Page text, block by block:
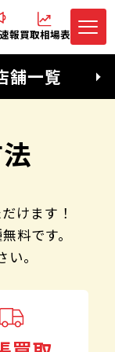
報買取相場表
舗一覧
でお問合わせ
間：11:00〜20:00
けます！
料です。
。